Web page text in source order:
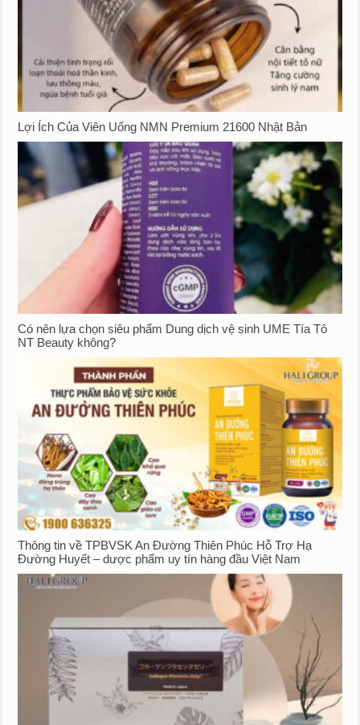
Lợi Ích Của Viên Uống NMN Premium 21600 Nhật Bản
Có nên lựa chọn siêu phẩm Dung dịch vệ sinh UME Tía Tô
NT Beauty không?
Thông tin về TPBVSK An Đường Thiên Phúc Hỗ Trợ Hạ
Đường Huyết – dược phẩm uy tín hàng đầu Việt Nam